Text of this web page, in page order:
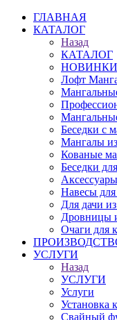
ГЛАВНАЯ
КАТАЛОГ
Назад
КАТАЛОГ
НОВИНКИ
Лофт
Беседки с
Мангалы
Кованые
Беседки
Навесы
Для дачи
Дровницы
Очаги для
УСЛУГИ
Назад
УСЛУГИ
Услуги
Установка
Свайный